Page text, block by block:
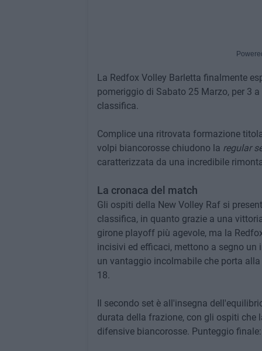
La Redfox Volley Barletta finalmente
pomeriggio di Sabato 25 Marzo, per 3
classifica.
Complice una ritrovata formazione
volpi biancorosse chiudono la regular
caratterizzata da una incredibile
La cronaca del match
Gli ospiti della New Volley Raf si
classifica, in quanto grazie a una
girone playoff più agevole, ma la
incisivi ed efficaci, mettono a segno
un vantaggio incolmabile che porta
18.
Il secondo set è all'insegna
durata della frazione, con gli ospiti
difensive biancorosse. Punteggio